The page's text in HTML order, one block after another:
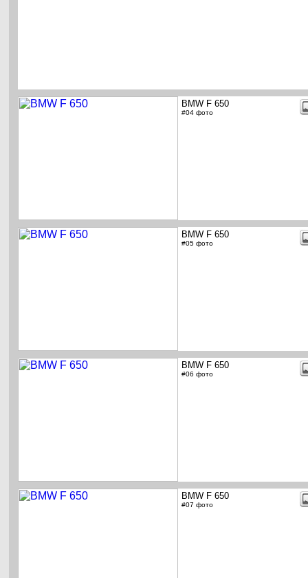
BMW F 650
#04 фото
BMW F 650
#05 фото
BMW F 650
#06 фото
BMW F 650
#07 фото